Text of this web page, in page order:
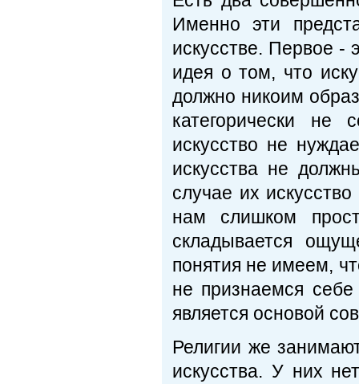
Именно эти
искусстве. Первое -
идея о том, что
должно никоим
категорически не
искусство не
искусства не
случае их
нам слишком
складывается
понятия не имеем,
не признаемся
является основой
Религии же
искусства. У них